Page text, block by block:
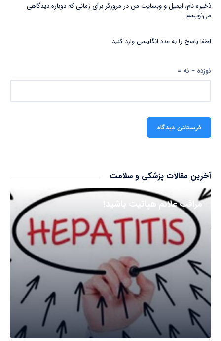
ذخیره نام، ایمیل و وبسایت من در مرورگر برای زمانی که دوباره دیدگاهی
می‌نویسم.
لطفا پاسخ را به عدد انگلیسی وارد کنید:
نوزده − نه =
آخرین مقالات پزشکی و سلامت
مراقب علائم هپاتیت باشید!